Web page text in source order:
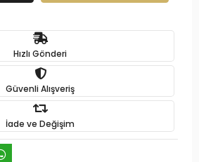
Hızlı Gönderi
Güvenli Alışveriş
İade ve Değişim